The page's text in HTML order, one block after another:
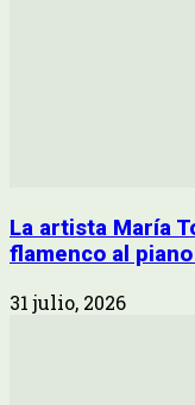
La artista María
flamenco al
31 julio, 2026